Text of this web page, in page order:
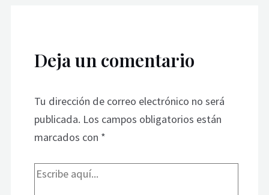
Deja un comentario
Tu dirección de correo electrónico no será
publicada. Los campos obligatorios están
marcados con *